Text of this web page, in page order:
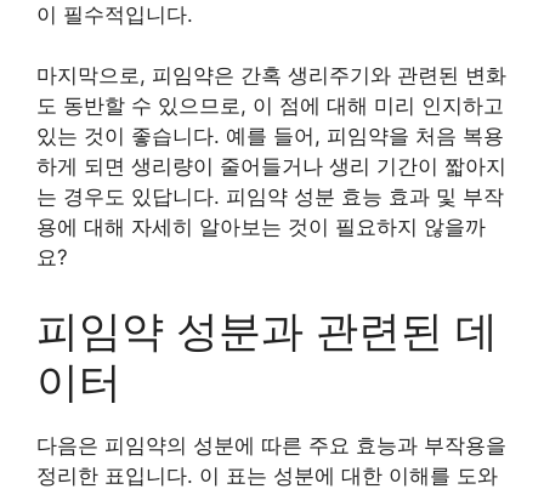
이 필수적입니다.
마지막으로, 피임약은 간혹 생리주기와 관련된 변화
도 동반할 수 있으므로, 이 점에 대해 미리 인지하고
있는 것이 좋습니다. 예를 들어, 피임약을 처음 복용
하게 되면 생리량이 줄어들거나 생리 기간이 짧아지
는 경우도 있답니다. 피임약 성분 효능 효과 및 부작
용에 대해 자세히 알아보는 것이 필요하지 않을까
요?
피임약 성분과 관련된 데
이터
다음은 피임약의 성분에 따른 주요 효능과 부작용을
정리한 표입니다. 이 표는 성분에 대한 이해를 도와